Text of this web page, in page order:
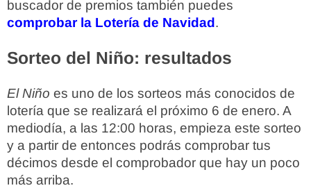
buscador de premios también puedes
comprobar la Lotería de Navidad.
Sorteo del Niño: resultados
El Niño es uno de los sorteos más conocidos de
lotería que se realizará el próximo 6 de enero. A
mediodía, a las 12:00 horas, empieza este sorteo
y a partir de entonces podrás comprobar tus
décimos desde el comprobador que hay un poco
más arriba.